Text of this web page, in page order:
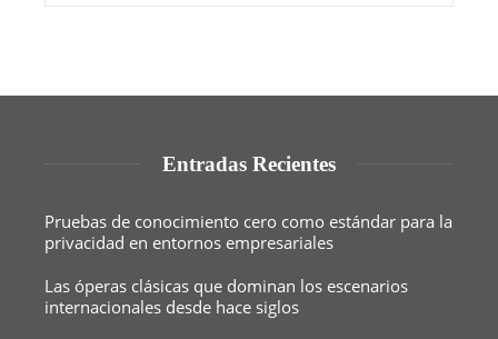
Entradas Recientes
Pruebas de conocimiento cero como estándar para la
privacidad en entornos empresariales
Las óperas clásicas que dominan los escenarios
internacionales desde hace siglos